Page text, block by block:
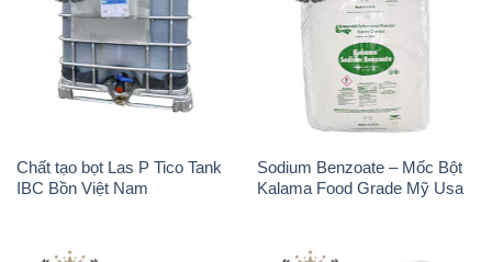
Chất tạo bọt Las P Tico Tank
IBC Bồn Việt Nam
Sodium Benzoate – Mốc Bột
Kalama Food Grade Mỹ Usa